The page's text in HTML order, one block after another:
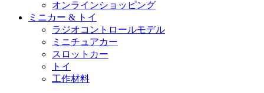
オンラインショッピング
ミニカー & トイ
ラジオコントロールモデル
ミニチュアカー
スロットカー
トイ
工作材料